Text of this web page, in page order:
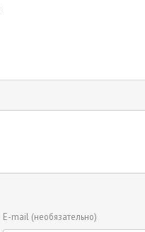
E-mail (необязательно)